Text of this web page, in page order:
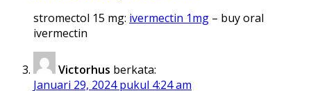
stromectol 15 mg: ivermectin 1mg – buy oral
ivermectin
Victorhus berkata:
Januari 29, 2024 pukul 4:24 am